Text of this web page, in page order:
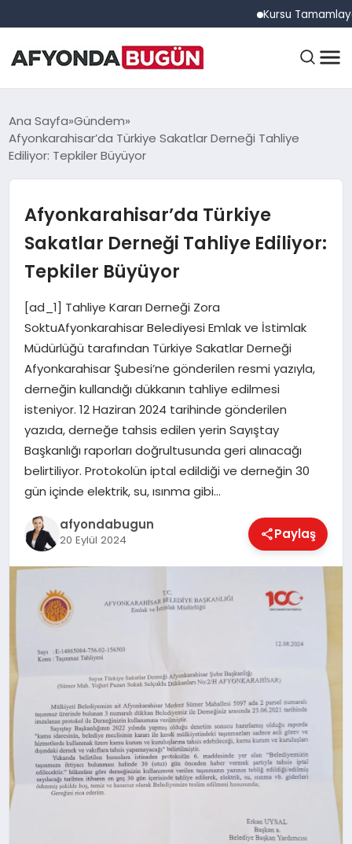
Kursu Tamamlayan
ANASAYFA
GÜNDEM
EĞITIM
EKONOMI
MAGAZIN
SAĞLIK
SIYASET
Ana Sayfa Gündem
Afyonkarahisar’da Türkiye Sakatlar Derneği Tahliye
Ediliyor: Tepkiler Büyüyor
Afyonkarahisar’da Türkiye
Sakatlar Derneği Tahliye Ediliyor:
Tepkiler Büyüyor
[ad_1] Tahliye Kararı Derneği Zora
SoktuAfyonkarahisar Belediyesi Emlak ve İstimlak
Müdürlüğü tarafından Türkiye Sakatlar Derneği
Afyonkarahisar Şubesi’ne gönderilen resmi yazıyla,
derneğin kullandığı dükkanın tahliye edilmesi
isteniyor. 12 Haziran 2024 tarihinde gönderilen
yazıda, derneğe tahsis edilen yerin Sayıştay
Başkanlığı raporları doğrultusunda geri alınacağı
belirtiliyor. Protokolün iptal edildiği ve derneğin 30
gün içinde elektrik, su, ısınma gibi…
afyondabugun
20 Eylül 2024 Paylaş